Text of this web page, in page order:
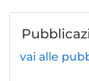
vai alle